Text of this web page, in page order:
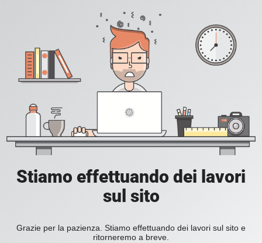
Stiamo effettuando dei lavori
sul sito
Grazie per la pazienza. Stiamo effettuando dei lavori sul sito e
ritorneremo a breve.